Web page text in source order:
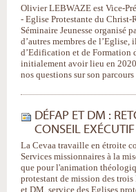
Olivier LEBWAZE est Vice-
- Eglise Protestante du
Séminaire Jeunesse organisé
d’autres membres de
d’Edification et de Formation
initialement avoir lieu en 2020
nos questions sur son
DÉFAP ET DM :
CONSEIL
La Cevaa travaille en étroite
Services missionnaires à la
que pour l'animation
protestant de mission des trois
et DM, service des Eglises